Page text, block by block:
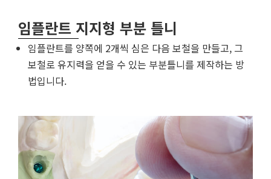
임플란트 지지형 부분 틀니
임플란트를 양쪽에 2개씩 심은 다음 보철을 만들고, 그
보철로 유지력을 얻을 수 있는 부분틀니를 제작하는 방
법입니다.